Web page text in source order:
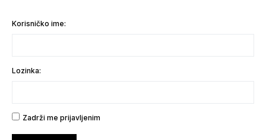
Korisničko ime:
Lozinka:
Zadrži me prijavljenim